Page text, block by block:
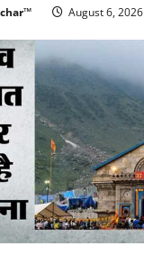
August 6, 2026